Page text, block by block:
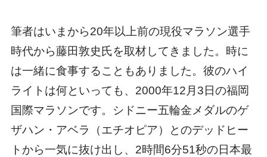
筆者はいまから20年以上前の現役マラソン選手
時代から藤田敦史氏を取材してきました。時に
は一緒に食事することもありました。彼のハイ
ライトは何といっても、2000年12月3日の福岡
国際マラソンです。シドニー五輪金メダルのゲ
ザハン・アベラ（エチオピア）とのデッドヒー
トから一気に抜け出し、2時間6分51秒の日本最